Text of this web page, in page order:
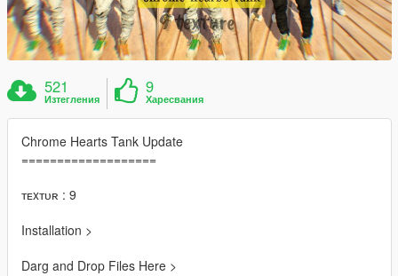
521
Изтегления
9
Харесвания
Chrome Hearts Tank Update
===================
ᴛᴇxᴛᴜʀ : 9
Installation >
Darg and Drop Files Here >